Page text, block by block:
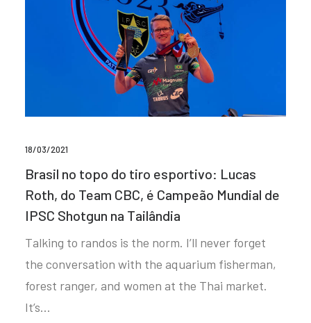
18/03/2021
Brasil no topo do tiro esportivo: Lucas
Roth, do Team CBC, é Campeão Mundial de
IPSC Shotgun na Tailândia
Talking to randos is the norm. I’ll never forget
the conversation with the aquarium fisherman,
forest ranger, and women at the Thai market.
It’s…